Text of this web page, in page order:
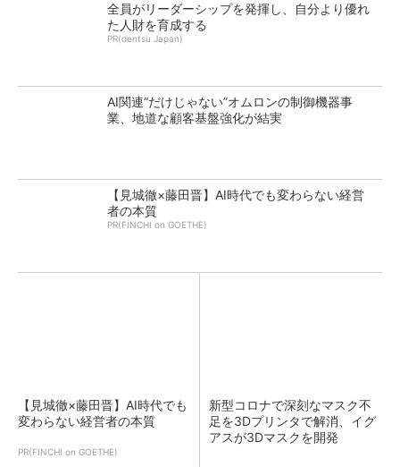
全員がリーダーシップを発揮し、自分より優れ
た人財を育成する
PR(dentsu Japan)
AI関連“だけじゃない”オムロンの制御機器事
業、地道な顧客基盤強化が結実
【見城徹×藤田晋】AI時代でも変わらない経営
者の本質
PR(FINCHI on GOETHE)
【見城徹×藤田晋】AI時代でも
変わらない経営者の本質
PR(FINCHI on GOETHE)
新型コロナで深刻なマスク不
足を3Dプリンタで解消、イグ
アスが3Dマスクを開発